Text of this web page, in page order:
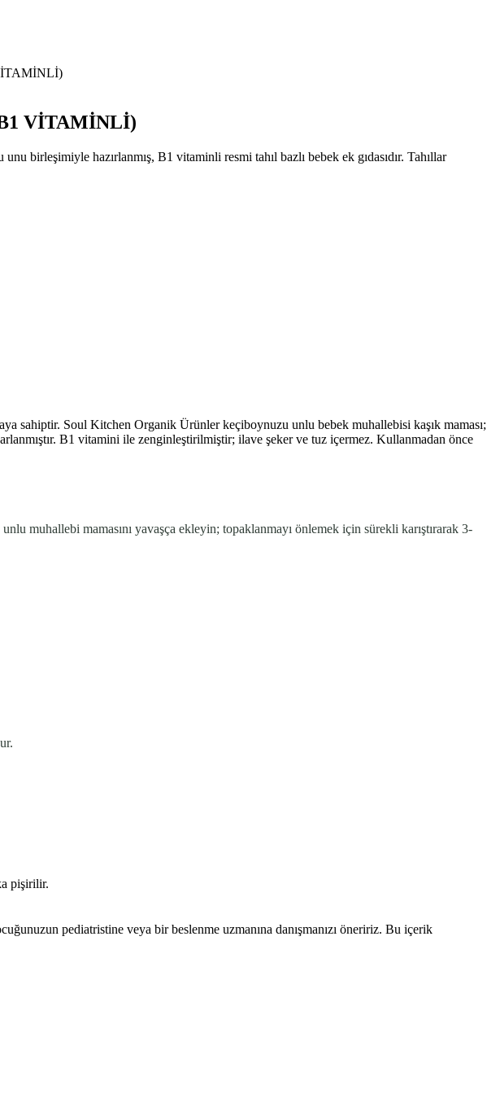
VİTAMİNLİ)
birleşimiyle hazırlanmış, B1 vitaminli resmi tahıl bazlı bebek ek gıdasıdır. Tahıllar
Soul Kitchen Organik Ürünler keçiboynuzu unlu bebek muhallebisi kaşık maması;
B1 vitamini ile zenginleştirilmiştir; ilave şeker ve tuz içermez. Kullanmadan önce
muhallebi mamasını yavaşça ekleyin; topaklanmayı önlemek için sürekli karıştırarak 3-
pişirilir.
pediatristine veya bir beslenme uzmanına danışmanızı öneririz. Bu içerik